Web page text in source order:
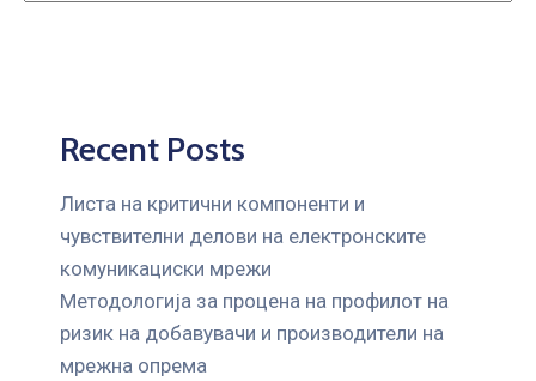
Recent Posts
Листа на критични компоненти и
чувствителни делови на електронските
комуникациски мрежи
Mетодологија за процена на профилот на
ризик на добавувачи и производители на
мрежна опрема